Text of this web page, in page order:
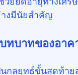
างมีนัยสำคัญ
ทบาทของอาค
กลยุทธ์ขั้นสุดท้า